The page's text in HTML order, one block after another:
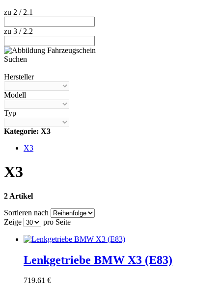
zu 2 / 2.1
zu 3 / 2.2
Suchen
Hersteller
Modell
Typ
Kategorie: X3
X3
X3
2 Artikel
Sortieren nach
Zeige
pro Seite
Lenkgetriebe BMW X3 (E83)
719,61 €